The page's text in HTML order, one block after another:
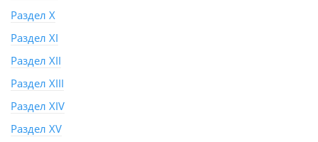
Раздел X
Раздел XI
Раздел XII
Раздел XIII
Раздел XIV
Раздел XV